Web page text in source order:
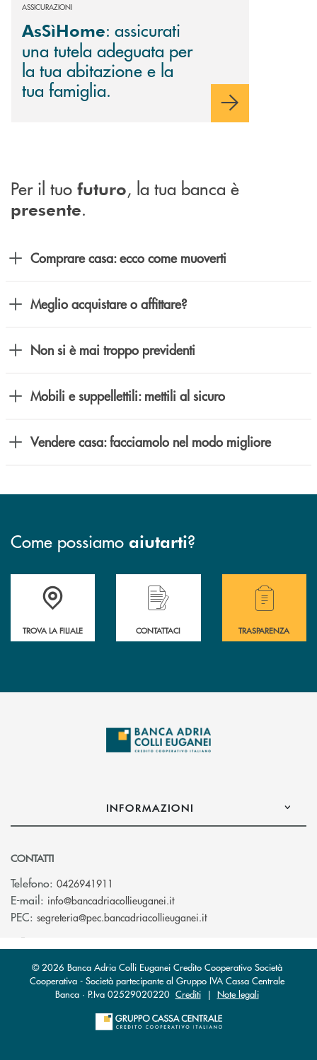
ASSICURAZIONI
AsSìHome: assicurati
una tutela adeguata per
la tua abitazione e la
tua famiglia.
Per il tuo futuro, la tua banca è
presente.
Comprare casa: ecco come muoverti
Meglio acquistare o affittare?
Non si è mai troppo previdenti
Mobili e suppellettili: mettili al sicuro
Vendere casa: facciamolo nel modo migliore
Come possiamo aiutarti?
Accedi all' elenco completo delle filiali .
TROVA LA FILIALE
Hai bisogno di assistenza immediata?
CONTATTACI
Hai bisogno di
TRASPARENZA
INFORMAZIONI
CONTATTI
Telefono: 0426941911
E-mail: info@bancadriacollieuganei.it(si apre l’app di posta
PEC: segreteria@pec.bancadriacollieuganei.it(si apre l’app di
© 2026 Banca Adria Colli Euganei Credito Cooperativo Società
Cooperativa - Società partecipante al Gruppo IVA Cassa Centrale
Banca · P.Iva 02529020220 Crediti| Note legali